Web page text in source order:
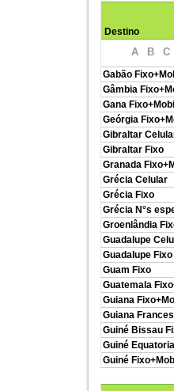
Destino
A B C
Gabão
Gâmbia
Gana
Geórgia
Gibraltar
Gibraltar Fixo
Granada
Grécia Celular
Grécia Fixo
Grécia N°s
Groenlândia
Guadalupe
Guadalupe Fixo
Guam Fixo
Guatemala
Guiana
Guiana
Guiné Bissau
Guiné
Guiné